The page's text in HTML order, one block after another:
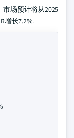
市场预计将从2025
增长7.2%.